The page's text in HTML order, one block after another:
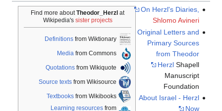
Find more aboutTheodor_Herzl at
Wikipedia's sister projects
Definitions from Wiktionary
Media from Commons
Quotations from Wikiquote
Source texts from Wikisource
Textbooks from Wikibooks
Learning resources from
On Herzl's Diaries,
Shlomo Avineri
Original Letters and
Primary Sources
from Theodor
HerzlShapell
Manuscript
Foundation
About Israel - Herzl
Now